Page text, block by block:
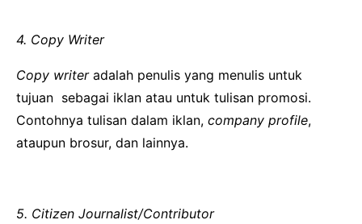
4. Copy Writer
Copy writer adalah penulis yang menulis untuk
tujuan sebagai iklan atau untuk tulisan promosi.
Contohnya tulisan dalam iklan, company profile,
ataupun brosur, dan lainnya.
5. Citizen Journalist/Contributor